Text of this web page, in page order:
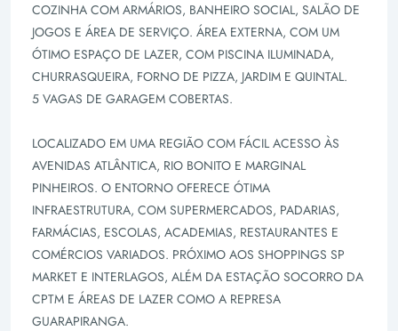
COZINHA COM ARMÁRIOS, BANHEIRO SOCIAL, SALÃO DE
JOGOS E ÁREA DE SERVIÇO. ÁREA EXTERNA, COM UM
ÓTIMO ESPAÇO DE LAZER, COM PISCINA ILUMINADA,
CHURRASQUEIRA, FORNO DE PIZZA, JARDIM E QUINTAL.
5 VAGAS DE GARAGEM COBERTAS.
LOCALIZADO EM UMA REGIÃO COM FÁCIL ACESSO ÀS
AVENIDAS ATLÂNTICA, RIO BONITO E MARGINAL
PINHEIROS. O ENTORNO OFERECE ÓTIMA
INFRAESTRUTURA, COM SUPERMERCADOS, PADARIAS,
FARMÁCIAS, ESCOLAS, ACADEMIAS, RESTAURANTES E
COMÉRCIOS VARIADOS. PRÓXIMO AOS SHOPPINGS SP
MARKET E INTERLAGOS, ALÉM DA ESTAÇÃO SOCORRO DA
CPTM E ÁREAS DE LAZER COMO A REPRESA
GUARAPIRANGA.